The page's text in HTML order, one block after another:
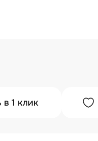
в 1 клик